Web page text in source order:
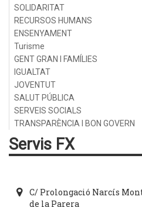
SOLIDARITAT
RECURSOS HUMANS
ENSENYAMENT
Turisme
GENT GRAN I FAMÍLIES
IGUALTAT
JOVENTUT
SALUT PÚBLICA
SERVEIS SOCIALS
TRANSPARÈNCIA I BON GOVERN
Servis FX
C/ Prolongació Narcís
de la Parera